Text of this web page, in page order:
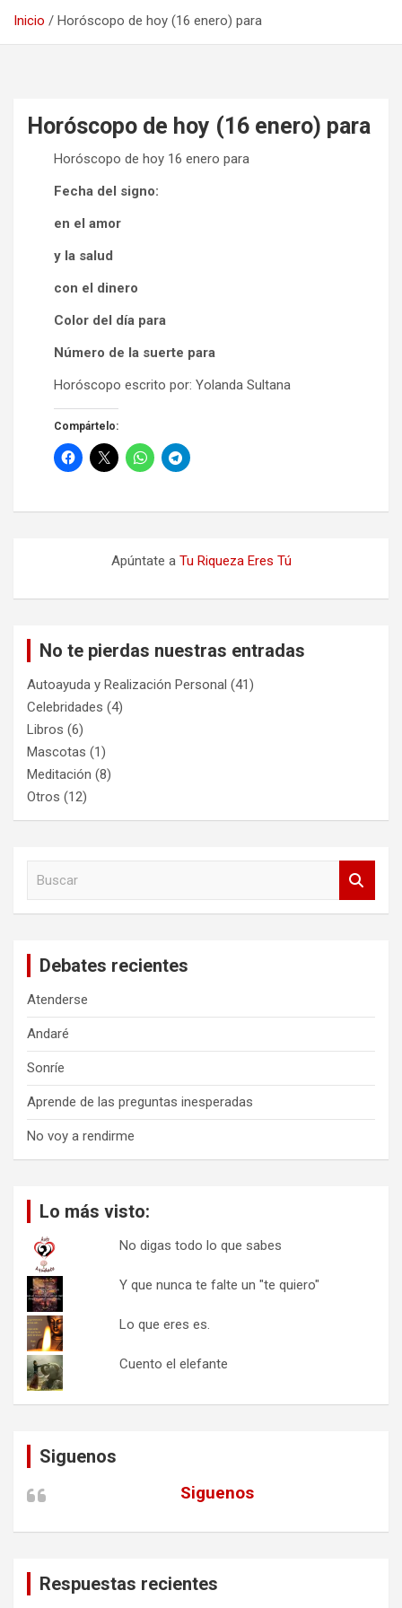
Inicio Horóscopo de hoy (16 enero) para
Horóscopo de hoy (16 enero) para
Horóscopo de hoy 16 enero para
Fecha del signo:
en el amor
y la salud
con el dinero
Color del día para
Número de la suerte para
Horóscopo escrito por: Yolanda Sultana
Compártelo:
Apúntate a Tu Riqueza Eres Tú
No te pierdas nuestras entradas
Autoayuda y Realización Personal (41)
Celebridades (4)
Libros (6)
Mascotas (1)
Meditación (8)
Otros (12)
Debates recientes
Atenderse
Andaré
Sonríe
Aprende de las preguntas inesperadas
No voy a rendirme
Lo más visto:
No digas todo lo que sabes
Y que nunca te falte un "te quiero"
Lo que eres es.
Cuento el elefante
Siguenos
Siguenos
Respuestas recientes